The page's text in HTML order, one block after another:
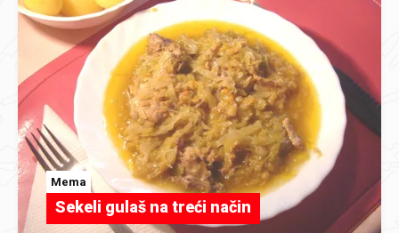
Mema
Sekeli gulaš na treći način